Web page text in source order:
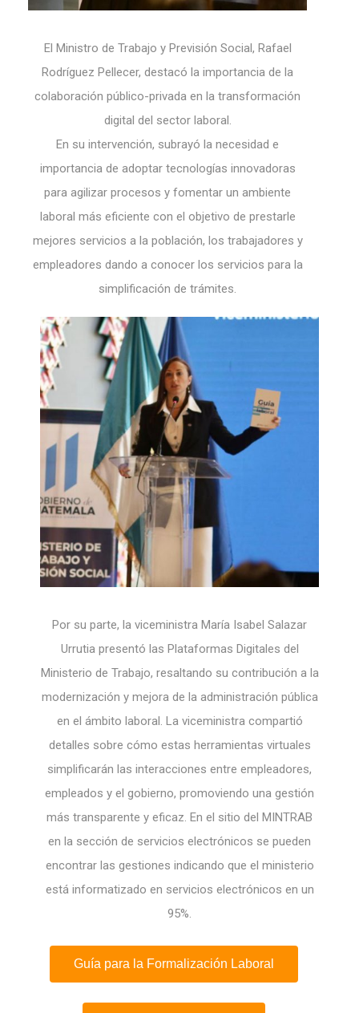
El Ministro de Trabajo y Previsión Social, Rafael
Rodríguez Pellecer, destacó la importancia de la
colaboración público-privada en la transformación
digital del sector laboral.
En su intervención, subrayó la necesidad e
importancia de adoptar tecnologías innovadoras
para agilizar procesos y fomentar un ambiente
laboral más eficiente con el objetivo de prestarle
mejores servicios a la población, los trabajadores y
empleadores dando a conocer los servicios para la
simplificación de trámites.
Por su parte, la viceministra María Isabel Salazar
Urrutia presentó las Plataformas Digitales del
Ministerio de Trabajo, resaltando su contribución a la
modernización y mejora de la administración pública
en el ámbito laboral. La viceministra compartió
detalles sobre cómo estas herramientas virtuales
simplificarán las interacciones entre empleadores,
empleados y el gobierno, promoviendo una gestión
más transparente y eficaz. En el sitio del MINTRAB
en la sección de servicios electrónicos se pueden
encontrar las gestiones indicando que el ministerio
está informatizado en servicios electrónicos en un
95%.
Guía para la Formalización Laboral